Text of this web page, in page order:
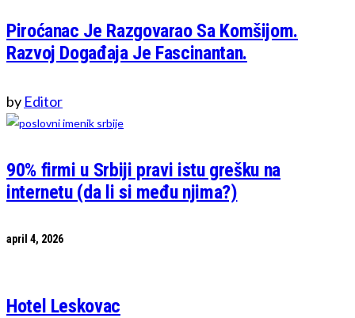
Piroćanac Je Razgovarao Sa Komšijom.
Razvoj Događaja Je Fascinantan.
by Editor
90% firmi u Srbiji pravi istu grešku na
internetu (da li si među njima?)
april 4, 2026
Hotel Leskovac